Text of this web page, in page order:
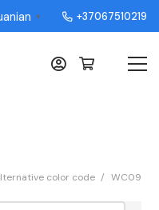
▼ +37067510219
color code / WC09